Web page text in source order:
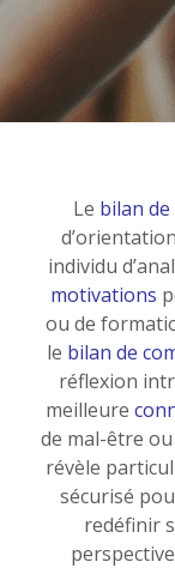
Le bilan
individu
motivations
ou de
le bilan de
réflexion
meilleure
de mal-être
révèle
sécurisé
redéfinir